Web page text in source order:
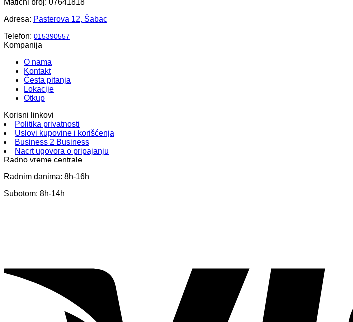
Matični broj: 07641818
Adresa: Pasterova 12, Šabac
Telefon: 015390557
Kompanija
O nama
Kontakt
Česta pitanja
Lokacije
Otkup
Korisni linkovi
Politika privatnosti
Uslovi kupovine i korišćenja
Business 2 Business
Nacrt ugovora o pripajanju
Radno vreme centrale
Radnim danima: 8h-16h
Subotom: 8h-14h